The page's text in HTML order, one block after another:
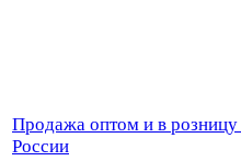
Продажа оптом и в розницу
России